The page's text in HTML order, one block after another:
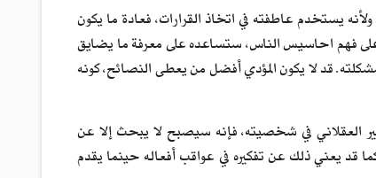
يستخدم عاطفته في اتخاذ القرارات، فعادة ما يكون
فهم احاسيس الناس، ستساعده على معرفة ما يضايق
قد لا يكون المؤدي أفضل من يعطى النصائح، كونه
العقلاني في شخصيته، فإنه سيصبح لا يبحث إلا عن
قد يعني ذلك عن تفكيره في عواقب أفعاله حينما يقدم